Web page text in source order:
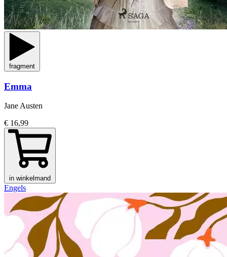
fragment
Emma
Jane Austen
€ 16,99
in winkelmand
Engels